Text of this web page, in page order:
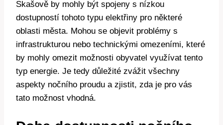
Skašově by mohly být spojeny s nízkou
dostupností tohoto typu elektřiny pro některé
oblasti města. Mohou se objevit problémy s
infrastrukturou nebo technickými omezeními, které
by mohly omezit možnosti obyvatel využívat tento
typ energie. Je tedy důležité zvážit všechny
aspekty nočního proudu a zjistit, zda je pro vás
tato možnost vhodná.